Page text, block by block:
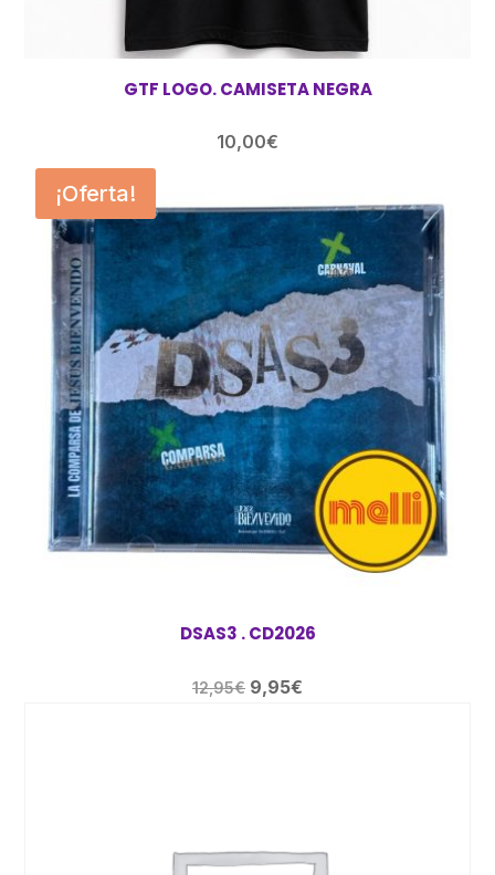
GTF LOGO. CAMISETA NEGRA
10,00€
¡Oferta!
DSAS3 . CD2026
12,95€ El
9,95€